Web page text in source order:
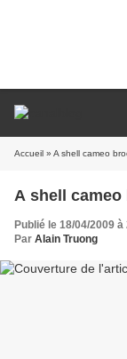
Accueil » A shell cameo
A shell cameo
Publié le 18/04/2009 à
Par Alain Truong